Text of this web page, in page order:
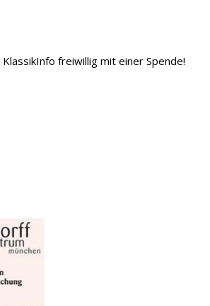
freiwillig mit einer Spende!